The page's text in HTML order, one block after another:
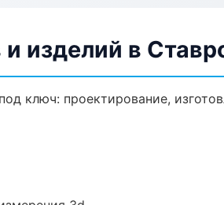
изделий в
ключ: проектирование,